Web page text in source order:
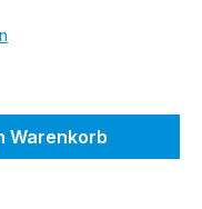
Warenkorb